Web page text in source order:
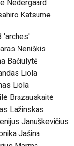
Nedergaard
Katsume
'arches'
Neniškis
Bačiulytė
Liola
Liola
Brazauskaitė
Lažinskas
Januškevičius
Jašina